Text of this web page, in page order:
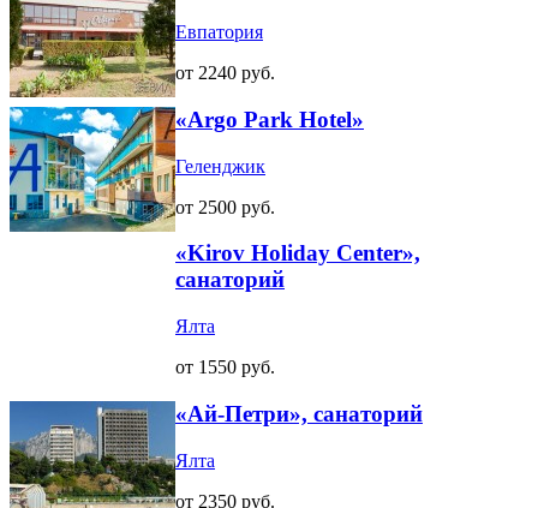
Евпатория
от 2240 руб.
«Argo Park Hotel»
Геленджик
от 2500 руб.
«Kirov Holiday Center»,
санаторий
Ялта
от 1550 руб.
«Ай-Петри», санаторий
Ялта
от 2350 руб.